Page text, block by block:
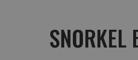
SNORKEL